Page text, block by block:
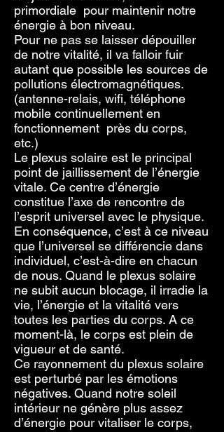
primordiale pour maintenir notre
énergie à bon niveau.
Pour ne pas se laisser dépouiller
de notre vitalité, il va falloir fuir
autant que possible les sources de
pollutions électromagnétiques.
(antenne-relais, wifi, téléphone
mobile continuellement en
fonctionnement près du corps,
etc.)
Le plexus solaire est le principal
point de jaillissement de l’énergie
vitale. Ce centre d’énergie
constitue l’axe de rencontre de
l’esprit universel avec le physique.
En conséquence, c’est à ce niveau
que l’universel se différencie dans
individuel, c’est-à-dire en chacun
de nous. Quand le plexus solaire
ne subit aucun blocage, il irradie la
vie, l’énergie et la vitalité vers
toutes les parties du corps. A ce
moment-là, le corps est plein de
vigueur et de santé.
Ce rayonnement du plexus solaire
est perturbé par les émotions
négatives. Quand notre soleil
intérieur ne génère plus assez
d’énergie pour vitaliser le corps,